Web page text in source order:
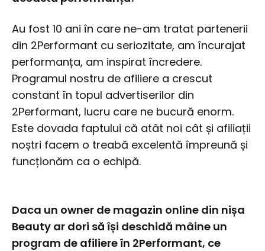
Au fost 10 ani în care ne-am tratat partenerii
din 2Performant cu seriozitate, am încurajat
performanța, am inspirat încredere.
Programul nostru de afiliere a crescut
constant în topul advertiserilor din
2Performant, lucru care ne bucură enorm.
Este dovada faptului că atât noi cât și afiliații
noștri facem o treabă excelentă împreună și
funcționăm ca o echipă.
Daca un owner de magazin online din nișa
Beauty ar dori să își deschidă mâine un
program de afiliere în 2Performant, ce